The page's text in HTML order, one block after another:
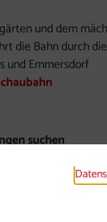
und dem
die Bahn durch
und Emmersdorf
suchen